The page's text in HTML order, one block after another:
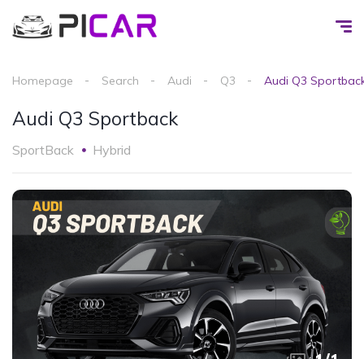
Homepage Search Audi Q3 Audi Q3
Audi Q3 Sportback
SportBack Hybrid